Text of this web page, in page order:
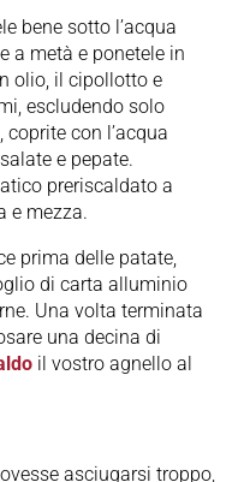
bene sotto l’acqua
a metà e ponetele in
olio, il cipollotto e
escludendo solo
coprite con l’acqua
e pepate.
preriscaldato a
e mezza.
prima delle patate,
di carta alluminio
Una volta terminata
una decina di
il vostro agnello al
asciugarsi troppo,